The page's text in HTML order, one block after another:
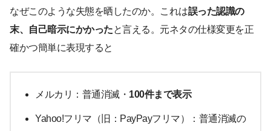
なぜこのような失態を晒したのか。これは誤った認識の
末、自己暗示にかかったと言える。元ネタの仕様変更を正
確かつ簡単に表現すると
メルカリ：普通消滅・ 100件まで表示
Yahoo!フリマ（旧：PayPayフリマ）：普通消滅の